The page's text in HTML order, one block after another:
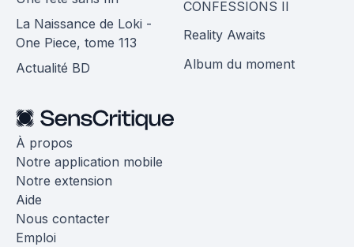
La Naissance de Loki -
One Piece, tome 113
Actualité BD
CONFESSIONS II
Reality Awaits
Album du moment
À propos
Notre application mobile
Notre extension
Aide
Nous contacter
Emploi